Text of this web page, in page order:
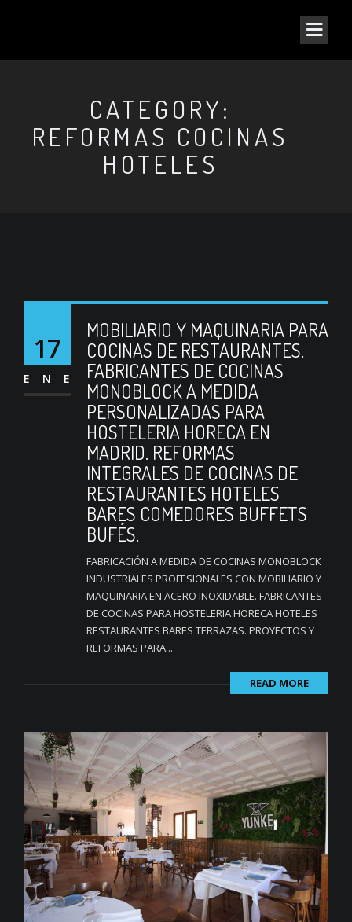
CATEGORY:
REFORMAS COCINAS
HOTELES
17
ENE
MOBILIARIO Y MAQUINARIA PARA
COCINAS DE RESTAURANTES.
FABRICANTES DE COCINAS
MONOBLOCK A MEDIDA
PERSONALIZADAS PARA
HOSTELERIA HORECA EN
MADRID. REFORMAS
INTEGRALES DE COCINAS DE
RESTAURANTES HOTELES
BARES COMEDORES BUFFETS
BUFÉS.
FABRICACIÓN A MEDIDA DE COCINAS MONOBLOCK
INDUSTRIALES PROFESIONALES CON MOBILIARIO Y
MAQUINARIA EN ACERO INOXIDABLE. FABRICANTES
DE COCINAS PARA HOSTELERIA HORECA HOTELES
RESTAURANTES BARES TERRAZAS. PROYECTOS Y
REFORMAS PARA...
READ MORE